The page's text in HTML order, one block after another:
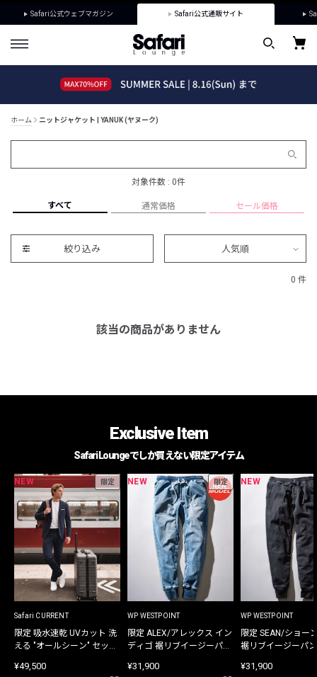
Safari公式ウェブマガジン Safari公式通販サイト
ホーム ニットジャケット | YANUK (ヤヌーク)
対象件数 : 0件
すべて 通常価格 セール価格
絞り込み 人気順
0 件
該当の商品がありません
Exclusive Item
Safari Loungeでしか買えない限定アイテム
NEW 限定
Safari CURRENT
限定 吸水速乾 UVカット 洗
える "オールシーン" セット
¥49,500
NEW 限定
WP WESTPOINT
限定 ALEX/アレックス イン
ディゴ 裾リブイージーパン
¥31,900
NEW
WP WESTPOINT
限定 SEAN/ショー
裾リブイージーパ
¥31,900